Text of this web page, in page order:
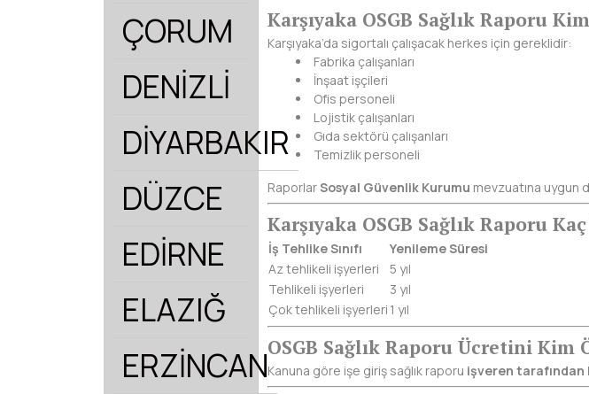
ÇORUM
DENİZLİ
DİYARBAKIR
DÜZCE
EDİRNE
ELAZIĞ
ERZİNCAN
Karşıyaka OSGB Sağlık Raporu
Karşıyaka’da sigortalı çalışacak herkes için gereklidir:
Fabrika çalışanları
İnşaat işçileri
Ofis personeli
Lojistik çalışanları
Gıda sektörü çalışanları
Temizlik personeli
RaporlarSosyal Güvenlik Kurumu mevzuatına uygun
Karşıyaka OSGB Sağlık Raporu
İş Tehlike Sınıfı
Yenileme Süresi
Az tehlikeli işyerleri
5 yıl
Tehlikeli işyerleri
3 yıl
Çok tehlikeli işyerleri 1 yıl
OSGB Sağlık Raporu Ücretini Kim
Kanuna göre işe giriş sağlık raporu işveren tarafından